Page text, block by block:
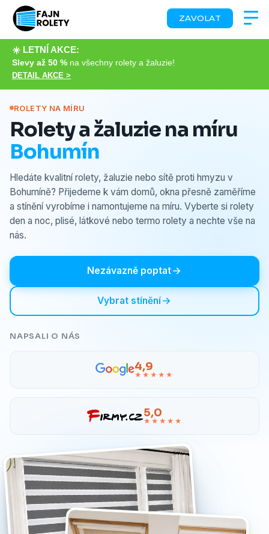
☀️ LETNÍ AKCE:
Slevy až 50 % na všechny rolety a žaluzie!
DETAIL AKCE >
ZAVOLAT
ROLETY NA MÍRU
Rolety a žaluzie na míru
Bohumín
Hledáte kvalitní rolety, žaluzie nebo sítě proti hmyzu v
Bohumíně? Přijedeme k vám domů, okna přesně zaměříme
a stínění vyrobíme i namontujeme na míru. Vyberte si rolety
den a noc, plisé, látkové nebo termo rolety a nechte vše na
nás.
Nezávazně poptat
Vybrat stínění
NAPSALI O NÁS
4,9
★★★★★
5,0
★★★★★